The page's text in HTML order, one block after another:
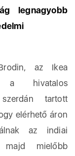
legnagyobb
az Ikea
a hivatalos
tartott
elérhető áron
az indiai
majd mielőbb